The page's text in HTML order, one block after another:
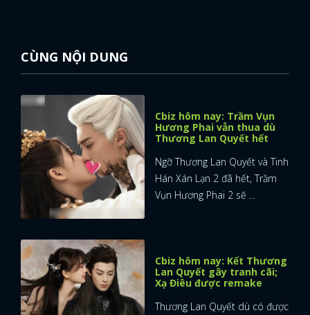
CÙNG NỘI DUNG
Cbiz hôm nay: Trầm Vụn
Hương Phai vẫn thua dù
Thương Lan Quyết hết
Ngỡ Thương Lan Quyết và Tinh
Hán Xán Lạn 2 đã hết, Trầm
Vụn Hương Phai 2 sẽ ...
Cbiz hôm nay: Kết Thương
Lan Quyết gây tranh cãi;
Xạ Điêu được remake
Thương Lan Quyết dù có được